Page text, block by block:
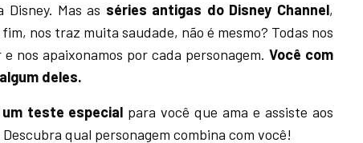
Disney. Mas as séries antigas do Disney Channel,
nos traz muita saudade, não é mesmo? Todas nos
nos apaixonamos por cada personagem.Você com
deles.
teste especial para você que ama e assiste aos
qual personagem combina com você!